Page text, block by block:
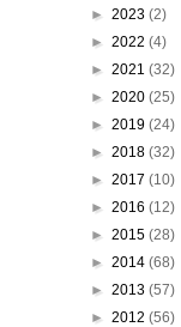
► 2023 (2)
► 2022 (4)
► 2021 (32)
► 2020 (25)
► 2019 (24)
► 2018 (32)
► 2017 (10)
► 2016 (12)
► 2015 (28)
► 2014 (68)
► 2013 (57)
► 2012 (56)